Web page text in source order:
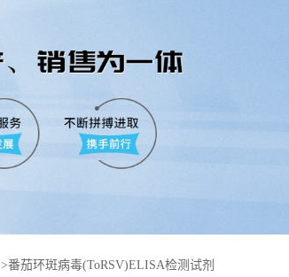
>番茄环斑病毒(ToRSV)ELISA检测试剂